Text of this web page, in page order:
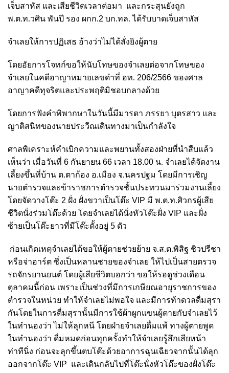
เจ็บสาหัส และเสียชีวิตเวลาต่อมา และกระสุนยังถูก
พ.ต.ท.วศิน พันปี รอง ผกก.2 บก.ทล. ได้รับบาดเจ็บสาหัส
จำเลยให้การปฏิเสธ อ้างว่าไม่ได้สั่งยิงผู้ตาย
โดยอัยการโจทก์ขอให้นับโทษของจำเลยต่อจากโทษของ
จำเลยในคดีอาญาหมายเลขดำที่ อท. 206/2566 ของศาล
อาญาคดีทุจริตและประพฤติมิชอบกลางด้วย
โดยการฟังคำพิพากษาในวันนี้มีมารดา ภรรยา บุตรสาว และ
ญาติสนิทของนายประวีณเดินทางมาเป็นกำลังใจ
ศาลพิเคราะห์คำเบิกความและพยานทั้งสองฝ่ายที่นำสืบแล้ว
เห็นว่า เมื่อวันที่ 6 กันยายน 66 เวลา 18.00 น. จำเลยได้จัดงาน
เลี้ยงขึ้นที่บ้าน ต.ตาก้อง อ.เมือง จ.นครปฐม โดยมีการเชิญ
นายตำรวจและข้าราชการตำรวจชั้นประทวนมาร่วมงานเลี้ยง
โดยจัดวางโต๊ะ 2 ฝั่ง ฝั่งขวาเป็นโต๊ะ VIP มี พ.ต.ท.ศิวกรผู้เสีย
ชีวิตนั่งร่วมโต๊ะด้วย โดยจำเลยได้นั่งหัวโต๊ะฝั่ง VIP และฝั่ง
ซ้ายเป็นโต๊ะยาวที่มีโต๊ะตั้งอยู่ 5 ตัว
ก่อนเกิดเหตุจำเลยได้ขอให้ผู้ตายช่วยย้าย จ.ส.ต.พิสิฐ ชิวปรีชา
หรือจ่าอาร์ต ซึ่งเป็นหลานชายของจำเลย ให้ไปเป็นสายตรวจ
รถจักรยานยนต์ โดยผู้เสียชีวิตบอกว่า ขอให้รอดูช่วงเดือน
ตุลาคมนี้ก่อน เพราะเป็นช่วงที่มีการเกษียณอายุราชการของ
ตำรวจในหน่วย ทำให้จำเลยไม่พอใจ และมีการท้าดวลดื่มสุรา
กันโดยในการดื่มสุรานั้นมีการใช้ผ้าผูกแขนผู้ตายกับจำเลยไว้
ในทำนองว่า ไม่ให้ลุกหนี โดยฝ่ายจำเลยดื่มแพ้ ทางผู้ตายพูด
ในทำนองว่า ดื่มหมดก่อนทุกครั้งทำให้จำเลยรู้สึกเสียหน้า
ท่าทีนิ่ง ก่อนจะลุกขึ้นตบโต๊ะด้วยอาการฉุนเฉียวจากนั้นได้ลุก
ออกจากโต๊ะ VIP และเดินกลับไปที่โต๊ะนั่งหัวโต๊ะของฝั่งโต๊ะ